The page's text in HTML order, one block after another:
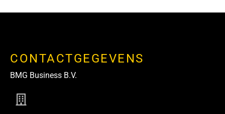
CONTACTGEGEVENS
BMG Business B.V.